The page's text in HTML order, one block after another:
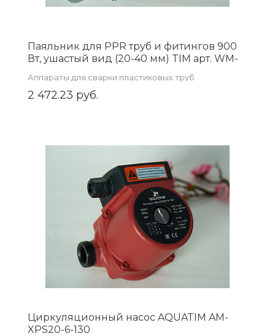
Паяльник для PPR труб и фитингов 900
Вт, ушастый вид (20-40 мм) TIM арт. WM-
Аппараты для сварки пластиковых труб
2 472.23 руб.
Циркуляционный насос AQUATIM AM-
XPS20-6-130